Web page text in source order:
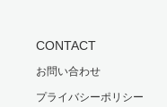
CONTACT
お問い合わせ
プライバシーポリシー